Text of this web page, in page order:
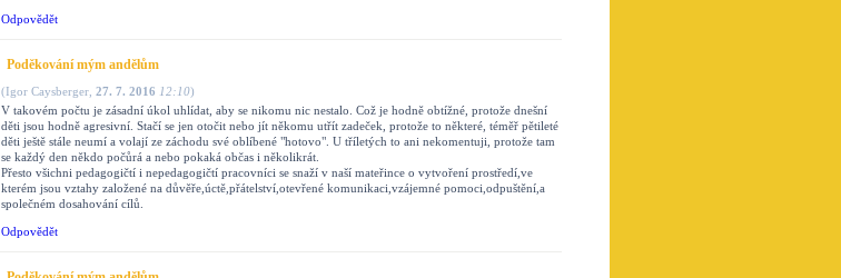
Odpovědět
Poděkování mým andělům
(Igor Caysberger 27. 7. 2016 12:10)
V takovém počtu je zásadní úkol uhlídat, aby se nikomu nic nestalo. Což je hodně obtížné, protože dnešní
děti jsou hodně agresivní. Stačí se jen otočit nebo jít někomu utřít zadeček, protože to některé, téměř pětileté
děti ještě stále neumí a volají ze záchodu své oblíbené "hotovo". U tříletých to ani nekomentuji, protože tam
se každý den někdo počůrá a nebo pokaká občas i několikrát.
Přesto všichni pedagogičtí i nepedagogičtí pracovníci se snaží v naší mateřince o vytvoření prostředí,ve
kterém jsou vztahy založené na důvěře,úctě,přátelství,otevřené komunikaci,vzájemné pomoci,odpuštění,a
společném dosahování cílů.
Odpovědět